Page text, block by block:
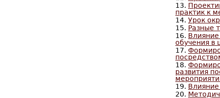
13.
практик к
14. Урок
15. Разные
16. Влияние
обучения в
17.
18.
развития
19.
20.